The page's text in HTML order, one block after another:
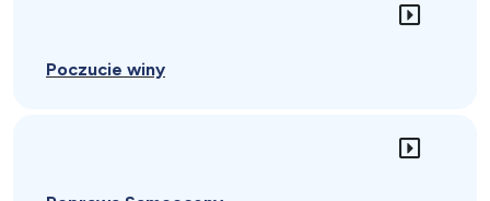
Poczucie winy